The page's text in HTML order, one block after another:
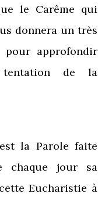
le Carême qui
donnera un très
pour approfondir
de la
la Parole faite
chaque jour sa
Eucharistie à